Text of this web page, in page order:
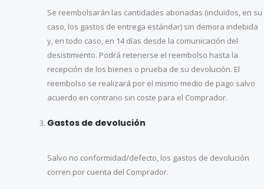
Se reembolsarán las cantidades abonadas (incluidos, en su
caso, los gastos de entrega estándar) sin demora indebida
y, en todo caso, en 14 días desde la comunicación del
desistimiento. Podrá retenerse el reembolso hasta la
recepción de los bienes o prueba de su devolución. El
reembolso se realizará por el mismo medio de pago salvo
acuerdo en contrario sin coste para el Comprador.
Gastos de devolución
Salvo no conformidad/defecto, los gastos de devolución
corren por cuenta del Comprador.